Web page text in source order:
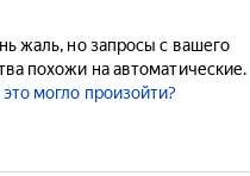
жаль, но запросы с вашего
похожи на автоматические.
могло произойти?